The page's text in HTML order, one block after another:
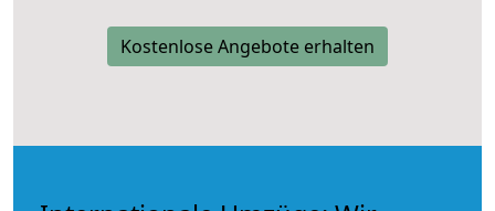
Kostenlose Angebote erhalten